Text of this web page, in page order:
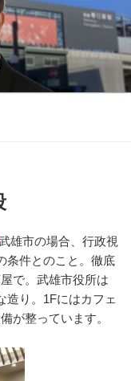
雄市の場合、行政視
条件とのこと。徹底
で。武雄市役所は
造り。1Fにはカフェ
が整っています。